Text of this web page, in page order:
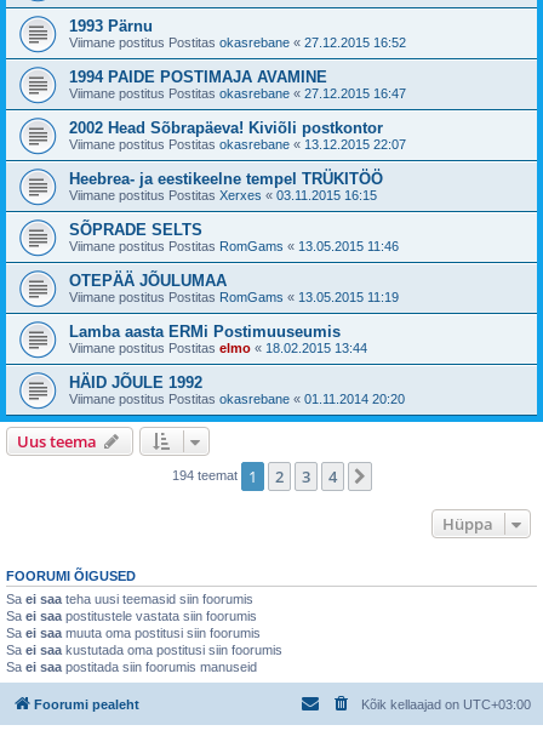
1993 Pärnu
Viimane postitus Postitas okasrebane « 27.12.2015 16:52
1994 PAIDE POSTIMAJA AVAMINE
Viimane postitus Postitas okasrebane « 27.12.2015 16:47
2002 Head Sõbrapäeva! Kiviõli postkontor
Viimane postitus Postitas okasrebane « 13.12.2015 22:07
Heebrea- ja eestikeelne tempel TRÜKITÖÖ
Viimane postitus Postitas Xerxes « 03.11.2015 16:15
SÕPRADE SELTS
Viimane postitus Postitas RomGams « 13.05.2015 11:46
OTEPÄÄ JÕULUMAA
Viimane postitus Postitas RomGams « 13.05.2015 11:19
Lamba aasta ERMi Postimuuseumis
Viimane postitus Postitas elmo « 18.02.2015 13:44
HÄID JÕULE 1992
Viimane postitus Postitas okasrebane « 01.11.2014 20:20
Uus teema
194 teemat 1 2 3 4
Hüppa
FOORUMI ÕIGUSED
Sa ei saa teha uusi teemasid siin foorumis
Sa ei saa postitustele vastata siin foorumis
Sa ei saa muuta oma postitusi siin foorumis
Sa ei saa kustutada oma postitusi siin foorumis
Sa ei saa postitada siin foorumis manuseid
Foorumi pealeht Kõik kellaajad on UTC+03:00